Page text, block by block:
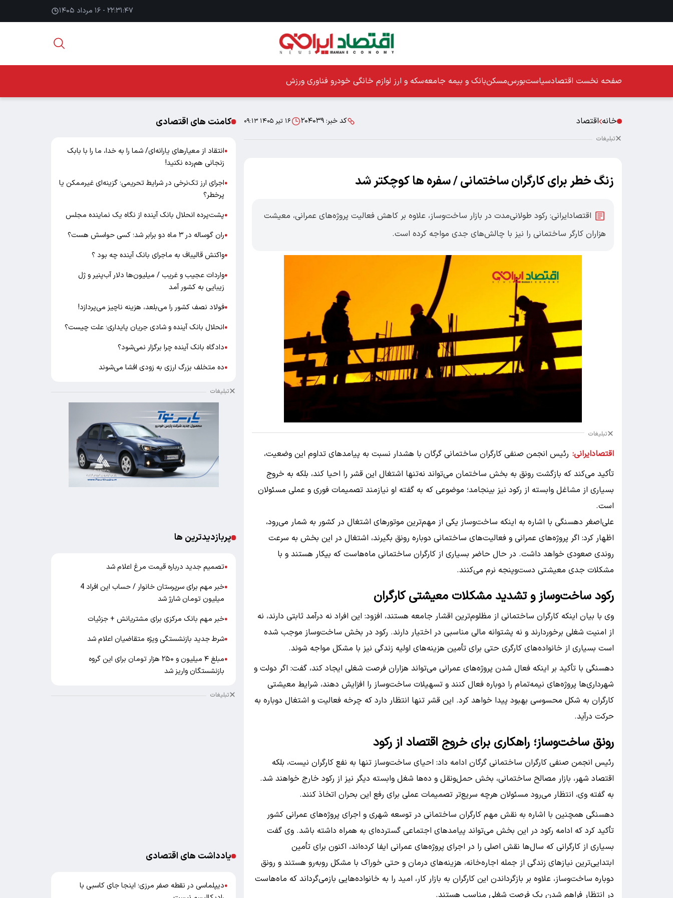
۲۲:۳۱:۴۸ - ۱۶ مرداد ۱۴۰۵
صفحه نخست اقتصادسیاستبورسمسکنبانک و بیمه جامعهسکه و ارز لوازم خانگی خودرو فناوری ورزش
خانه اقتصاد کد خبر: ۲۰۴۰۳۹ ۱۶ تیر ۱۴۰۵ ۰۹:۱۳
تبلیغات
زنگ خطر برای کارگران ساختمانی / سفره ها کوچکتر شد
اقتصادایرانی: رکود طولانی‌مدت در بازار ساخت‌وساز، علاوه بر کاهش فعالیت پروژه‌های عمرانی، معیشت
هزاران کارگر ساختمانی را نیز با چالش‌های جدی مواجه کرده است.
تبلیغات
اقتصادایرانی: رئیس انجمن صنفی کارگران ساختمانی گرگان با هشدار نسبت به پیامدهای تداوم این وضعیت،
تأکید می‌کند که بازگشت رونق به بخش ساختمان می‌تواند نه‌تنها اشتغال این قشر را احیا کند، بلکه به خروج
بسیاری از مشاغل وابسته از رکود نیز بینجامد؛ موضوعی که به گفته او نیازمند تصمیمات فوری و عملی مسئولان
است.
علی‌اصغر دهسنگی با اشاره به اینکه ساخت‌وساز یکی از مهم‌ترین موتورهای اشتغال در کشور به شمار می‌رود،
اظهار کرد: اگر پروژه‌های عمرانی و فعالیت‌های ساختمانی دوباره رونق بگیرند، اشتغال در این بخش به سرعت
روندی صعودی خواهد داشت. در حال حاضر بسیاری از کارگران ساختمانی ماه‌هاست که بیکار هستند و با
مشکلات جدی معیشتی دست‌وپنجه نرم می‌کنند.
رکود ساخت‌وساز و تشدید مشکلات معیشتی کارگران
وی با بیان اینکه کارگران ساختمانی از مظلوم‌ترین اقشار جامعه هستند، افزود: این افراد نه درآمد ثابتی دارند، نه
از امنیت شغلی برخوردارند و نه پشتوانه مالی مناسبی در اختیار دارند. رکود در بخش ساخت‌وساز موجب شده
است بسیاری از خانواده‌های کارگری حتی برای تأمین هزینه‌های اولیه زندگی نیز با مشکل مواجه شوند.
دهسنگی با تأکید بر اینکه فعال شدن پروژه‌های عمرانی می‌تواند هزاران فرصت شغلی ایجاد کند، گفت: اگر دولت و
شهرداری‌ها پروژه‌های نیمه‌تمام را دوباره فعال کنند و تسهیلات ساخت‌وساز را افزایش دهند، شرایط معیشتی
کارگران به شکل محسوسی بهبود پیدا خواهد کرد. این قشر تنها انتظار دارد که چرخه فعالیت و اشتغال دوباره به
حرکت درآید.
رونق ساخت‌وساز؛ راهکاری برای خروج اقتصاد از رکود
رئیس انجمن صنفی کارگران ساختمانی گرگان ادامه داد: احیای ساخت‌وساز تنها به نفع کارگران نیست، بلکه
اقتصاد شهر، بازار مصالح ساختمانی، بخش حمل‌ونقل و ده‌ها شغل وابسته دیگر نیز از رکود خارج خواهند شد.
به گفته وی، انتظار می‌رود مسئولان هرچه سریع‌تر تصمیمات عملی برای رفع این بحران اتخاذ کنند.
دهسنگی همچنین با اشاره به نقش مهم کارگران ساختمانی در توسعه شهری و اجرای پروژه‌های عمرانی کشور
تأکید کرد که ادامه رکود در این بخش می‌تواند پیامدهای اجتماعی گسترده‌ای به همراه داشته باشد. وی گفت
بسیاری از کارگرانی که سال‌ها نقش اصلی را در اجرای پروژه‌های عمرانی ایفا کرده‌اند، اکنون برای تأمین
ابتدایی‌ترین نیازهای زندگی از جمله اجاره‌خانه، هزینه‌های درمان و حتی خوراک با مشکل روبه‌رو هستند و رونق
دوباره ساخت‌وساز، علاوه بر بازگرداندن این کارگران به بازار کار، امید را به خانواده‌هایی بازمی‌گرداند که ماه‌هاست
در انتظار فراهم شدن یک فرصت شغلی مناسب هستند.
کامنت های اقتصادی
●انتقاد از معیارهای یارانه‌ای/ شما را به خدا، ما را با بابک
زنجانی هم‌رده نکنید!
●اجرای ارز تک‌نرخی در شرایط تحریمی؛ گزینه‌ای غیرممکن یا
پرخطر؟
●پشت‌پرده انحلال بانک آینده از نگاه یک نماینده مجلس
●ران گوساله در ۳ ماه دو برابر شد؛ کسی حواسش هست؟
●واکنش قالیباف به ماجرای بانک آینده چه بود ؟
●واردات عجیب و غریب / میلیون‌ها دلار آب‌پنیر و ژل
زیبایی به کشور آمد
●فولاد نصف کشور را می‌بلعد، هزینه ناچیز می‌پردازد!
●انحلال بانک آینده و شادی جریان پایداری؛ علت چیست؟
●دادگاه بانک آینده چرا برگزار نمی‌شود؟
●ده متخلف بزرگ ارزی به زودی افشا می‌شوند
تبلیغات
پربازدیدترین ها
●تصمیم جدید درباره قیمت مرغ اعلام شد
●
خبر مهم برای سرپرستان خانوار / حساب این افراد 4
میلیون تومان شارژ شد
●خبر مهم بانک مرکزی برای مشتریانش + جزئیات
●شرط جدید بازنشستگی ویژه متقاضیان اعلام شد
●
مبلغ ۴ میلیون و ۲۵۰ هزار تومان برای این گروه
بازنشستگان واریز شد
تبلیغات
یادداشت های اقتصادی
●دیپلماسی در نقطه صفر مرزی؛ اینجا جای کاسبی با